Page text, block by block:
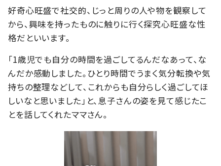
好奇心旺盛で社交的、じっと周りの人や物を観察して
から、興味を持ったものに触りに行く探究心旺盛な性
格だといいます。
「1歳児でも自分の時間を過ごしてるんだなあって、な
んだか感動しました。ひとり時間でうまく気分転換や気
持ちの整理などして、これからも自分らしく過ごしてほ
しいなと思いました」と、息子さんの姿を見て感じたこ
とを話してくれたママさん。